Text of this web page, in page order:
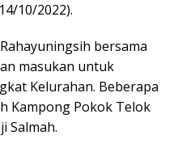
10/2022).
bersama
masukan untuk
Kelurahan. Beberapa
Kampong Pokok Telok
Salmah.